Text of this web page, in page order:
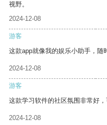
视野。
2024-12-08
游客
这款app就像我的娱乐小助手，随
2024-12-08
游客
这款学习软件的社区氛围非常好
2024-12-08